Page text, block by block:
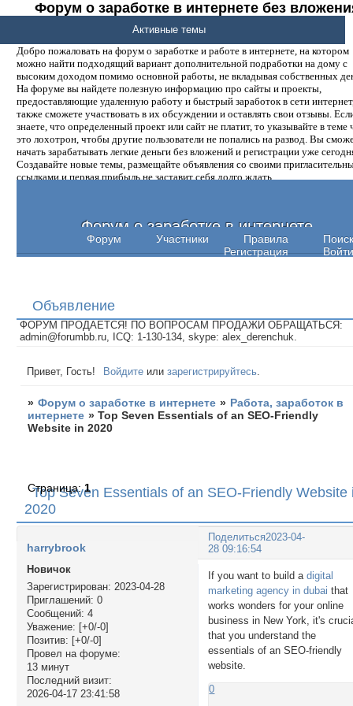
Форум о заработке в интернете без
денег.
Добро пожаловать на форум о заработке и работе в интернете, на котором
можно найти подходящий вариант дополнительной подработки на дому с
высоким доходом помимо основной работы, не вкладывая собственных
На форуме вы найдете полезную информацию про сайты и проекты,
предоставляющие удаленную работу и быстрый заработок в сети
также сможете участвовать в их обсуждении и оставлять свои отзывы.
знаете, что определенный проект или сайт не платит, то указывайте в теме
это лохотрон, чтобы другие пользователи не попались на развод. Вы
начать зарабатывать легкие деньги без вложений и регистрации уже
Создавайте новые темы, размещайте объявления со своими
ссылками и первая прибыль не заставит себя долго ждать.
Форум о заработке в интернете
Форум Участники Правила
Поиск
Регистрация
Войти
Активные темы
Объявление
ФОРУМ ПРОДАЕТСЯ! ПО ВОПРОСАМ ПРОДАЖИ ОБРАЩАТЬСЯ:
admin@forumbb.ru, ICQ: 1-130-134, skype: alex_derenchuk.
Привет, Гость! Войдите илизарегистрируйтесь
» Форум о заработке в интернете » Работа, заработок в
интернете »Top Seven Essentials of an SEO-Friendly
Website in 2020
Top Seven Essentials of an SEO-Friendly Website
2020
Страница:1
Поделиться2023-04-
28 09:16:54
harrybrook
Новичок
Зарегистрирован: 2023-04-28
Приглашений: 0
Сообщений: 4
Уважение: [+0/-0]
Позитив: [+0/-0]
Провел на форуме:
13 минут
Последний визит:
2026-04-17 23:41:58
If you want to build adigital
marketing agency in dubai that
works wonders for your online
business in New York, it's
that you understand the
essentials of an SEO-friendly
website.
0